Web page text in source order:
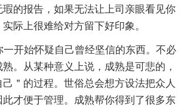
的报告，如果无法让上司亲眼看见你
际上很难给对方留下好印象。
一开始怀疑自己曾经坚信的东西。不必
。从某种意义上说，成熟是可悲的，
＂的过程。世俗总会想方设法把众人
才便于管理。成熟帮你得到了很多东